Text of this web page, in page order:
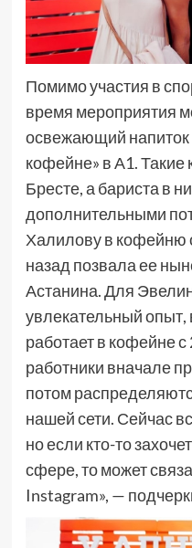
Помимо участия в
время мероприятия
освежающий
кофейне» в А1. Такие
Бресте, а бариста в
дополнительными
Халилову в кофейню
назад позвала ее
Астанина. Для
увлекательный опыт,
работает в кофейне
работники вначале
потом
нашей сети. Сейчас
но если кто-то
сфере, то может
Instagram», —